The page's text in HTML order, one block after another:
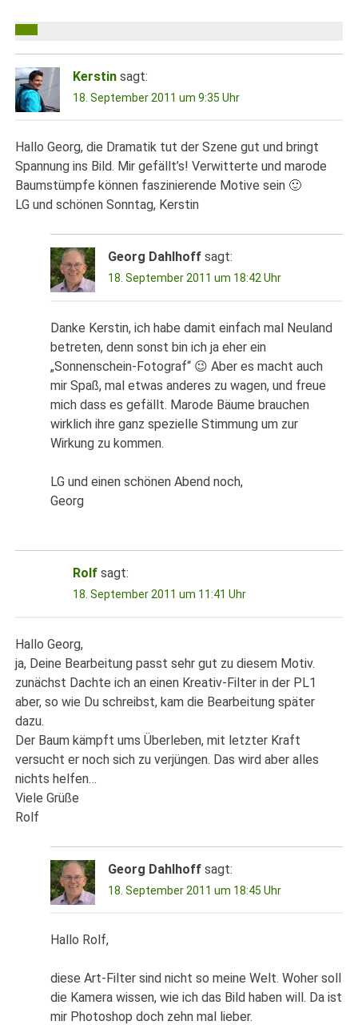
Kerstin sagt:
18. September 2011 um 9:35 Uhr
Hallo Georg, die Dramatik tut der Szene gut und bringt
Spannung ins Bild. Mir gefällt’s! Verwitterte und marode
Baumstümpfe können faszinierende Motive sein 🙂
LG und schönen Sonntag, Kerstin
Georg Dahlhoff sagt:
18. September 2011 um 18:42 Uhr
Danke Kerstin, ich habe damit einfach mal Neuland
betreten, denn sonst bin ich ja eher ein
„Sonnenschein-Fotograf“ 😉 Aber es macht auch
mir Spaß, mal etwas anderes zu wagen, und freue
mich dass es gefällt. Marode Bäume brauchen
wirklich ihre ganz spezielle Stimmung um zur
Wirkung zu kommen.
LG und einen schönen Abend noch,
Georg
Rolf sagt:
18. September 2011 um 11:41 Uhr
Hallo Georg,
ja, Deine Bearbeitung passt sehr gut zu diesem Motiv.
zunächst Dachte ich an einen Kreativ-Filter in der PL1
aber, so wie Du schreibst, kam die Bearbeitung später
dazu.
Der Baum kämpft ums Überleben, mit letzter Kraft
versucht er noch sich zu verjüngen. Das wird aber alles
nichts helfen…
Viele Grüße
Rolf
Georg Dahlhoff sagt:
18. September 2011 um 18:45 Uhr
Hallo Rolf,
diese Art-Filter sind nicht so meine Welt. Woher soll
die Kamera wissen, wie ich das Bild haben will. Da ist
mir Photoshop doch zehn mal lieber.